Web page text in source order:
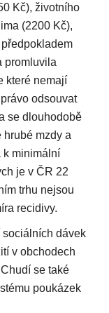
Kč), životního
(2200 Kč),
promluvila
které nemají
odsouvat
se dlouhodobě
hrubé mzdy a
k minimální
je v ČR 22
trhu nejsou
recidivy.
sociálních dávek
v obchodech
se také
poukázek